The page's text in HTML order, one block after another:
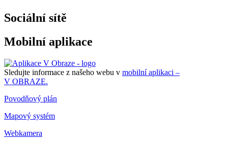
Sociální sítě
Mobilní aplikace
Sledujte informace z našeho webu v mobilní aplikaci –
V OBRAZE.
Povodňový plán
Mapový systém
Webkamera